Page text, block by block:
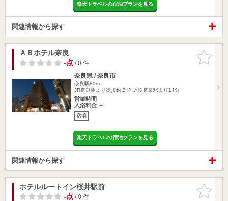
楽天トラベルの宿泊プランを見る
関連情報から探す
お気に入
りに追加
ＡＢホテル奈良
-点/ 0 件
奈良県 / 奈良市
奈良駅80m
JR奈良駅より徒歩約２分 近鉄奈良駅より14分
営業時間
入浴料金 ～
宿泊
楽天トラベルの宿泊プランを見る
関連情報から探す
お気に入
りに追加
ホテルルートイン桜井駅前
-点/ 0 件